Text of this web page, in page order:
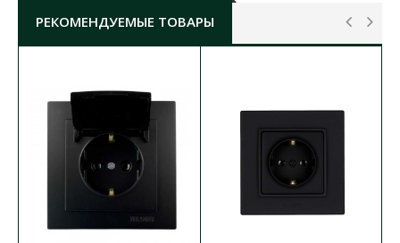
надежностью и компактностью и устанавливается с
фронтальной стороны. Клавиши фиксирующего
механизма безвинтовых клемм имеют увеличенный
размер и плавный ход. Клавиша снимается, тем
самым, позволяет выполнить замену светодиодного
блока подсветки с фронтальной стороны.
ВЫКЛЮЧАТЕЛЬ ZENIT ЧЕРНЫЙ МАТ 1-Й 1
РЕКОМЕНДУЕМЫЕ ТОВАРЫ